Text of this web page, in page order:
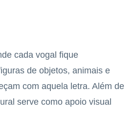
cada vogal fique
de objetos, animais e
com aquela letra. Além de
serve como apoio visual